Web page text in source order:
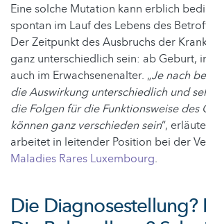
Eine solche Mutation kann erblich
spontan im Lauf des Lebens des
Der Zeitpunkt des Ausbruchs der
ganz unterschiedlich sein: ab Geburt,
auch im Erwachsenenalter. „Je nach
die Auswirkung unterschiedlich und
die Folgen für die Funktionsweise des
können ganz verschieden sein“,
arbeitet in leitender Position bei der
Maladies Rares Luxembourg.
Die Diagnosestellung?